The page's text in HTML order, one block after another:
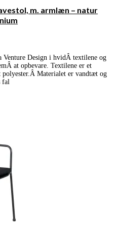
m. armlæn – natur
Design i hvidÂ textilene og
at opbevare. Textilene er et
Materialet er vandtæt og
fal